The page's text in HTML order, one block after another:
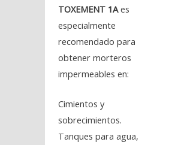
TOXEMENT 1Aes
especialmente
recomendado para
obtener morteros
impermeables en:
Cimientos y
sobrecimientos.
Tanques para agua,